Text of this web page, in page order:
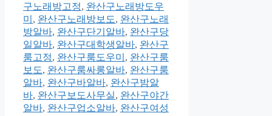
구노래방고정, 완산구노래방도우
미 , 완산구노래방보도, 완산구노래
방알바, 완산구단기알바, 완산구당
일알바, 완산구대학생알바, 완산구
룸고정, 완산구룸도우미 , 완산구룸
보도, 완산구룸싸롱알바, 완산구룸
알바, 완산구바알바, 완산구밤알
바, 완산구보도사무실, 완산구야간
알바, 완산구업소알바, 완산구여성